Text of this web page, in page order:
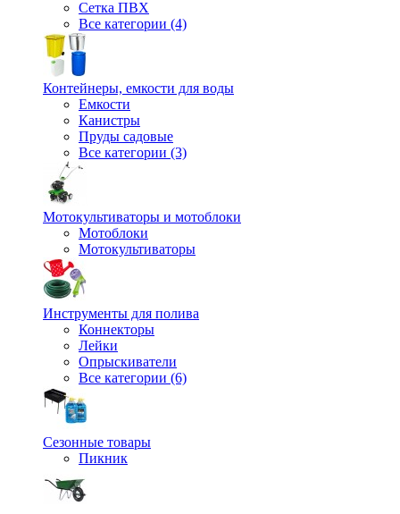
Сетка ПВХ
Все категории (4)
Контейнеры, емкости для воды
Емкости
Канистры
Пруды садовые
Все категории (3)
Мотокультиваторы и мотоблоки
Мотоблоки
Мотокультиваторы
Инструменты для полива
Коннекторы
Лейки
Опрыскиватели
Все категории (6)
Сезонные товары
Пикник